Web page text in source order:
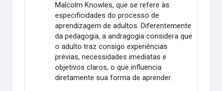
Malcolm Knowles, que se refere às
especificidades do processo de
aprendizagem de adultos. Diferentemente
da pedagogia, a andragogia considera que
o adulto traz consigo experiências
prévias, necessidades imediatas e
objetivos claros, o que influencia
diretamente sua forma de aprender.